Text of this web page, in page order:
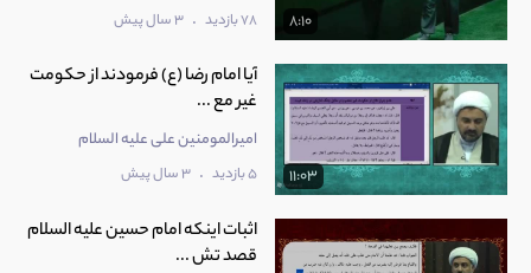
8:10 78 بازدید . 3 سال پیش
11:03
آیا امام رضا (ع) فرمودند از حکومت
غیر مع ...
امیرالمومنین علی عليه السلام
5 بازدید . 3 سال پیش
اثبات اینکه امام حسین علیه السلام
قصد تش ...